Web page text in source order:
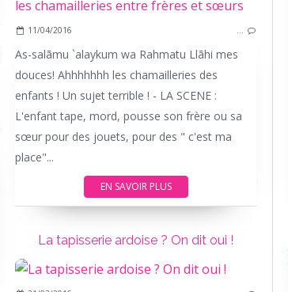
11/04/2016 …
As-salãmu `alaykum wa Rahmatu Llãhi mes
douces! Ahhhhhhh les chamailleries des
enfants ! Un sujet terrible ! - LA SCENE :
L'enfant tape, mord, pousse son frère ou sa
sœur pour des jouets, pour des " c'est ma
place"...
EN SAVOIR PLUS
HEURE
DÉVELOPPEMENT
La tapisserie ardoise ? On dit oui !